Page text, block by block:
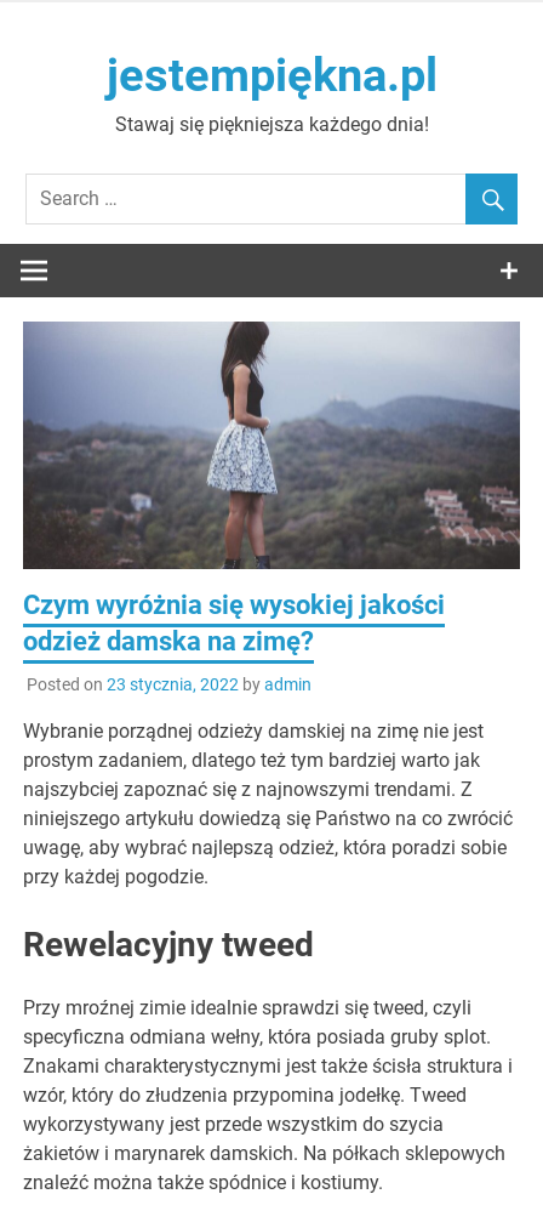
jestempiękna.pl
Stawaj się piękniejsza każdego dnia!
Czym wyróżnia się wysokiej jakości
odzież damska na zimę?
Posted on 23 stycznia, 2022 byadmin
Wybranie porządnej odzieży damskiej na zimę nie jest
prostym zadaniem, dlatego też tym bardziej warto jak
najszybciej zapoznać się z najnowszymi trendami. Z
niniejszego artykułu dowiedzą się Państwo na co zwrócić
uwagę, aby wybrać najlepszą odzież, która poradzi sobie
przy każdej pogodzie.
Rewelacyjny tweed
Przy mroźnej zimie idealnie sprawdzi się tweed, czyli
specyficzna odmiana wełny, która posiada gruby splot.
Znakami charakterystycznymi jest także ścisła struktura i
wzór, który do złudzenia przypomina jodełkę. Tweed
wykorzystywany jest przede wszystkim do szycia
żakietów i marynarek damskich. Na półkach sklepowych
znaleźć można także spódnice i kostiumy.